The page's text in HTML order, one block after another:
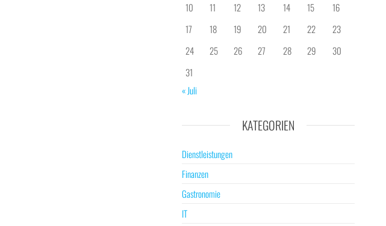
10
11 12 13 14 15
16
17
18 19 20 21 22
23
24
25 26 27 28 29
30
31
« Juli
KATEGORIEN
Dienstleistungen
Finanzen
Gastronomie
IT